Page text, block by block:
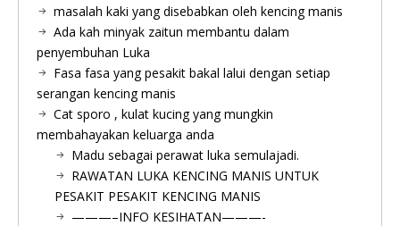
masalah kaki yang disebabkan oleh kencing manis
Ada kah minyak zaitun membantu dalam
penyembuhan Luka
Fasa fasa yang pesakit bakal lalui dengan setiap
serangan kencing manis
Cat sporo , kulat kucing yang mungkin
membahayakan keluarga anda
Madu sebagai perawat luka semulajadi.
RAWATAN LUKA KENCING MANIS UNTUK
PESAKIT PESAKIT KENCING MANIS
———–INFO KESIHATAN———-